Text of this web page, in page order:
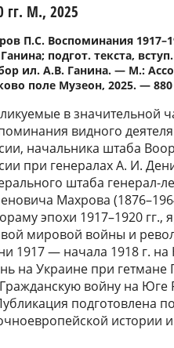
гг. М., 2025
П.С. Воспоминания
подгот. текста,
ил. А.В. Ганина. — М.:
поле Музеон, 2025. — 880
в значительной
видного
начальника штаба
при генералах А. И.
штаба генерал-
Махрова
эпохи 1917–1920 гг.,
мировой войны и
1917 — начала 1918 г.
на Украине при
войну на Юге
подготовлена
истории